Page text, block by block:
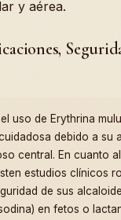
y aérea.
uso de Erythrina
debido a su
central. En cuanto
estudios clínicos
de sus
en fetos o